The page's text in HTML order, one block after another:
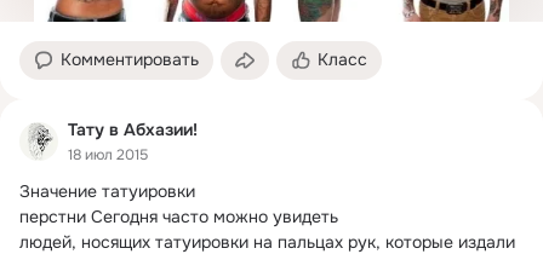
Комментировать Класс
Тату в Абхазии!
18 июл 2015
Значение татуировки
перстни Сегодня часто можно увидеть
людей, носящих татуировки на пальцах рук, которые издали